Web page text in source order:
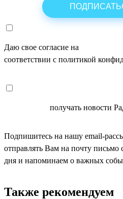
Даю свое согласие на
соответствии с политикой
получать новости
Подпишитесь на нашу email-
отправлять Вам на почту
дня и напоминаем о важных
Также рекомендуем